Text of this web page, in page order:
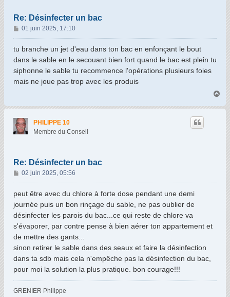
Re: Désinfecter un bac
M
e
s
g
e
01 juin 2025, 17:10
tu branche un jet d'eau dans ton bac en enfonçant le bout
dans le sable en le secouant bien fort quand le bac est plein tu
siphonne le sable tu recommence l'opérations plusieurs foies
mais ne joue pas trop avec les produis
u
PHILIPPE 10
Membre du Conseil
Re: Désinfecter un bac
M
e
s
g
e
02 juin 2025, 05:56
peut être avec du chlore à forte dose pendant une demi
journée puis un bon rinçage du sable, ne pas oublier de
désinfecter les parois du bac...ce qui reste de chlore va
s'évaporer, par contre pense à bien aérer ton appartement et
de mettre des gants...
sinon retirer le sable dans des seaux et faire la désinfection
dans ta sdb mais cela n'empêche pas la désinfection du bac,
pour moi la solution la plus pratique. bon courage!!!
GRENIER Philippe